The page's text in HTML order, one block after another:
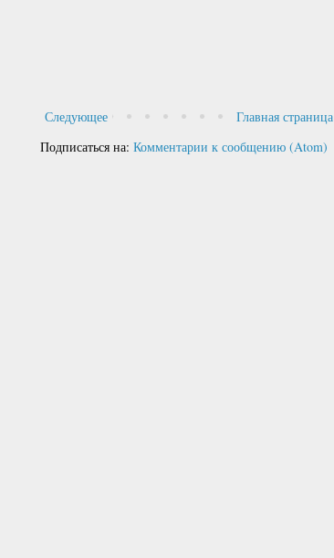
Следующее
Главная страница
Подписаться на: Комментарии к сообщению (Atom)